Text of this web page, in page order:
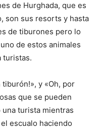
de Hurghada, que es
son sus resorts y hasta
de tiburones pero lo
de estos animales
turistas.
tiburón!», y «Oh, por
que se pueden
turista mientras
escualo haciendo